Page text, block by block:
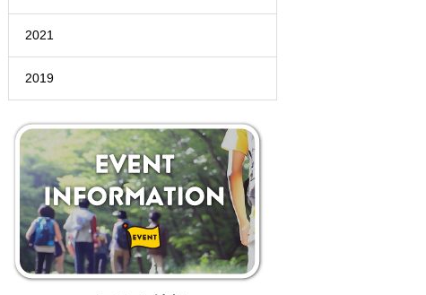
せ
5月23日(土)開催☆令和8年度 初夏の自
2026.06.26
ラタデ
2025.10.01
がとうございました
2019.11.18
2026.01.22
2023.02.25
2021
2019